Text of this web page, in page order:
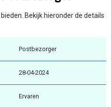
Bekijk hieronder de details
Postbezorger
28-04-2024
Ervaren